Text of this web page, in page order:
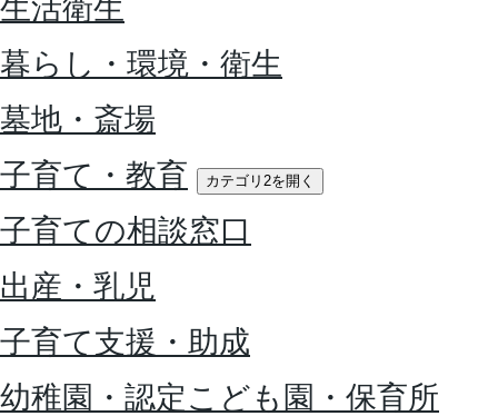
生活衛生
暮らし・環境・衛生
墓地・斎場
子育て・教育
カテゴリ2を開く
子育ての相談窓口
出産・乳児
子育て支援・助成
幼稚園・認定こども園・保育所